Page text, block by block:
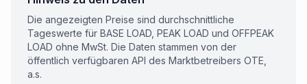
Die angezeigten Preise sind durchschnittliche
Tageswerte für BASE LOAD, PEAK LOAD und OFFPEAK
LOAD ohne MwSt. Die Daten stammen von der
öffentlich verfügbaren API des Marktbetreibers OTE,
a.s.